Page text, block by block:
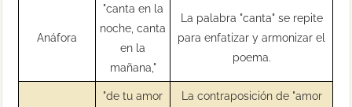
Anáfora
"canta en la
noche, canta
en la
mañana,"
La palabra "canta" se repite
para enfatizar y armonizar el
poema.
"de tu amor
La contraposición de "amor